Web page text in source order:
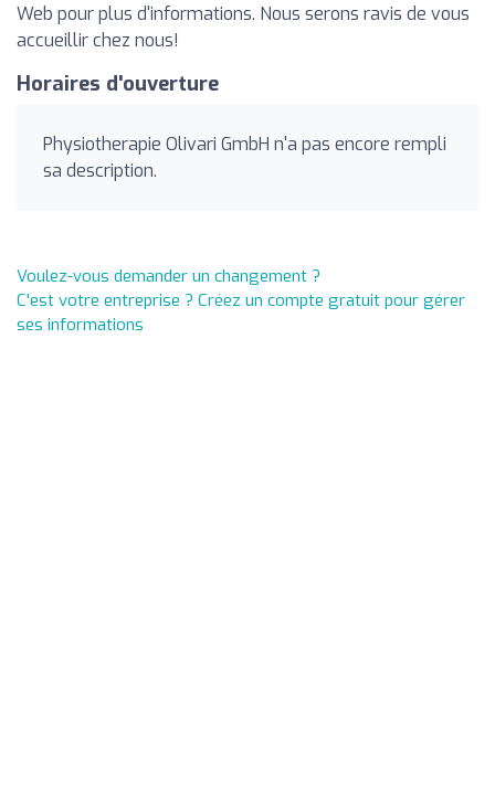
Web pour plus d'informations. Nous serons ravis de vous
accueillir chez nous!
Horaires d'ouverture
Physiotherapie Olivari GmbH n'a pas encore rempli
sa description.
Voulez-vous demander un changement ?
C'est votre entreprise ? Créez un compte gratuit pour gérer
ses informations